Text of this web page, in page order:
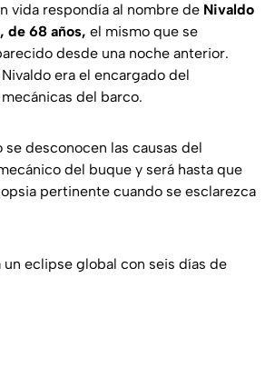
vida respondía al nombre de Nivaldo
de 68 años, el mismo que se
desde una noche anterior.
era el encargado del
del barco.
se desconocen las causas del
del buque y será hasta que
pertinente cuando se esclarezca
un eclipse global con seis días de